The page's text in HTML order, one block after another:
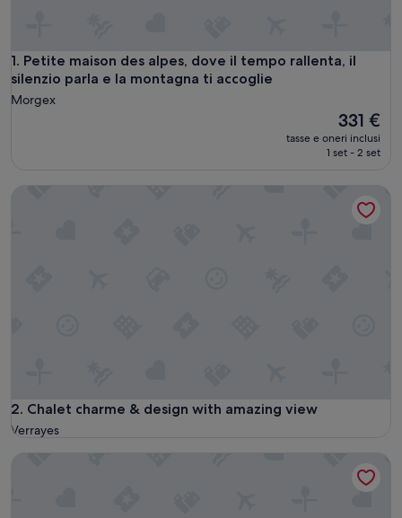
1. Petite maison des alpes, dove il tempo rallenta, il
silenzio parla e la montagna ti accoglie
Petite maison des alpes, dove il tempo rallenta, il silenzio
Morgex
Il
prezzo
attuale
331 €
tasse e oneri inclusi
1 set - 2 set
2. Chalet charme & design with amazing view
Chalet charme & design with amazing view
Verrayes